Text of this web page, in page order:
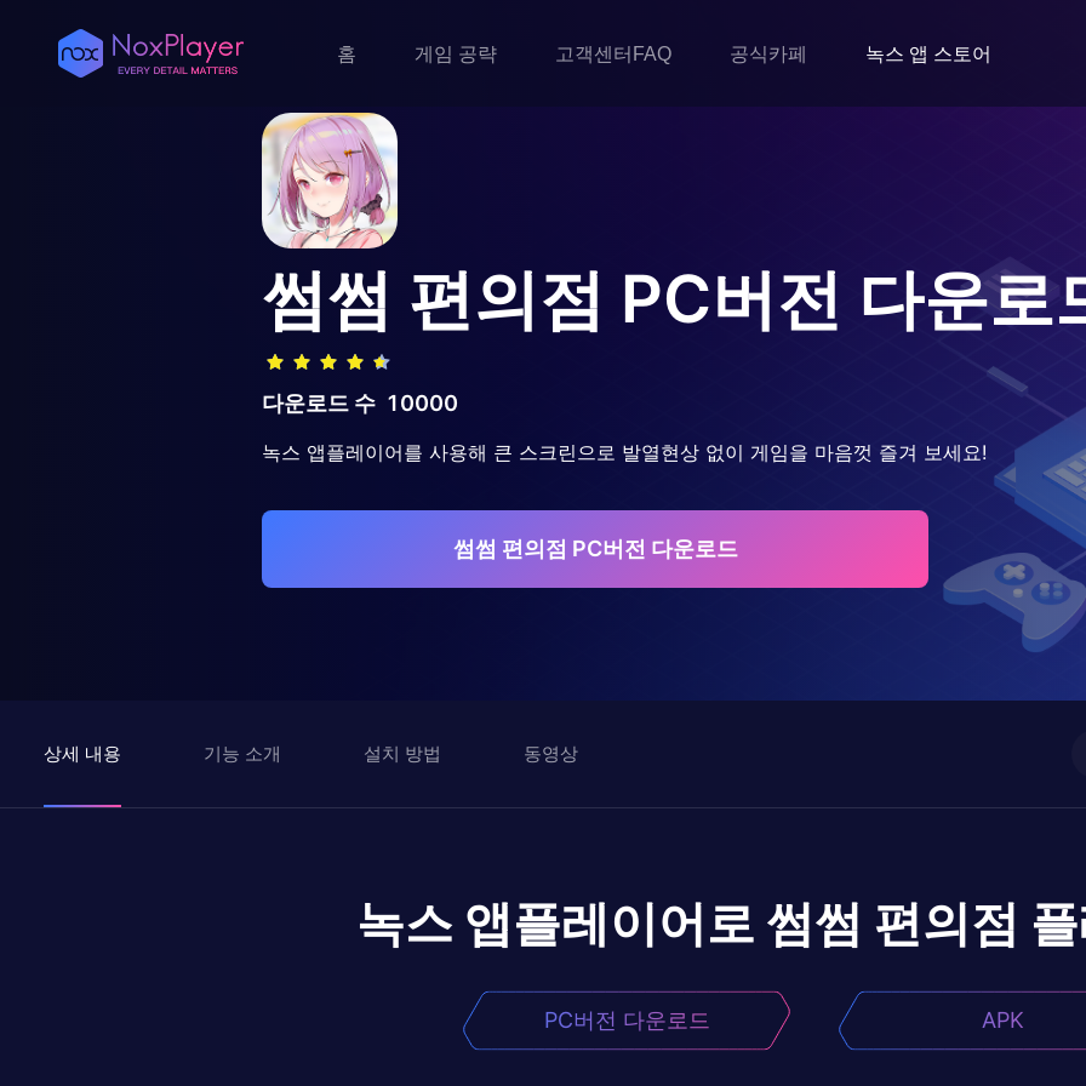
홈 게임 공략 고객센터FAQ 공식카페 녹스 앱 스토어
썸썸 편의점 PC버전 다운로
다운로드 수 10000
녹스 앱플레이어를 사용해 큰 스크린으로 발열현상 없이 게임을 마음껏 즐겨 보세요!
썸썸 편의점 PC버전 다운로드
상세 내용 기능 소개 설치 방법 동영상
녹스 앱플레이어로 썸썸 편의점
PC버전 다운로드 APK